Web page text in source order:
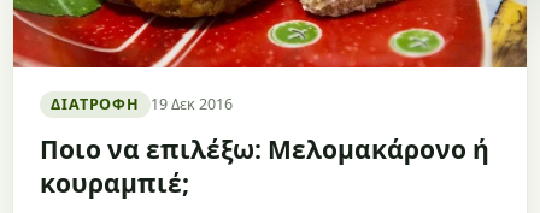
ΔΙΑΤΡΟΦΉ 19 Δεκ 2016
Ποιο να επιλέξω: Μελομακάρονο ή
κουραμπιέ;